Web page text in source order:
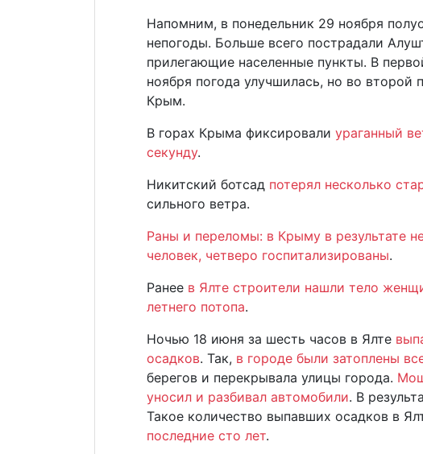
Напомним, в понедельник 29 ноября
непогоды. Больше всего пострадали
прилегающие населенные пункты. В
ноября погода улучшилась, но во второй
Крым.
В горах Крыма фиксировали ураганный
секунду.
Никитский ботсад потерял несколько
сильного ветра.
Раны и переломы: в Крыму в результате
человек, четверо госпитализированы.
Ранее в Ялте строители нашли тело
летнего потопа.
Ночью 18 июня за шесть часов в Ялте
осадков. Так, в городе были затоплены
берегов и перекрывала улицы города.
уносил и разбивал автомобили. В
Такое количество выпавших осадков в
последние сто лет.